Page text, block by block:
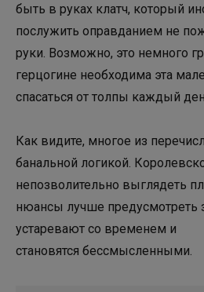
быть в руках клатч, который
послужить оправданием не
руки. Возможно, это немного
герцогине необходима эта
спасаться от толпы каждый
Как видите, многое из
банальной логикой.
непозволительно выглядеть
нюансы лучше предусмотреть
устаревают со временем и
становятся бессмысленными.